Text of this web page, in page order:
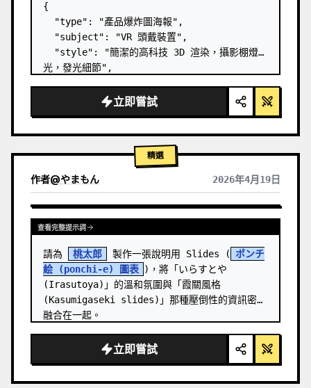
{
  "type": "產品爆炸圖海報",
  "subject": "VR 頭戴裝置",
  "style": "簡潔的高科技 3D 渲染，攝影棚燈
光，發光細節",
  "header": {
    "logo": "∞
Meta Quest 3 ",
立即嘗試
精選
作者@やまもん 2026年4月19日
查看其他模型的結果
查看完整提示詞
請為 桃太郎 製作一張說明用 Slides (
ポンチ
絵 (ponchi-e) 圖表 )，將「いらすとや
(Irasutoya)」的溫和氛圍與「霞關風格
(Kasumigaseki slides)」那種壓倒性的資訊密度
融合在一起。
立即嘗試